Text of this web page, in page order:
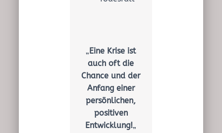
„Eine Krise ist
auch oft die
Chance und der
Anfang einer
persönlichen,
positiven
Entwicklung!„